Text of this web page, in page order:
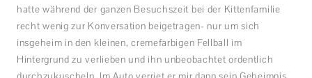
hatte während der ganzen Besuchszeit bei der Kittenfamilie
recht wenig zur Konversation beigetragen- nur um sich
insgeheim in den kleinen, cremefarbigen Fellball im
Hintergrund zu verlieben und ihn unbeobachtet ordentlich